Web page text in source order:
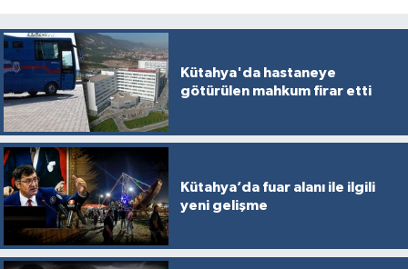
Kütahya'da hastaneye
götürülen mahkum firar etti
Kütahya’da fuar alanı ile ilgili
yeni gelişme